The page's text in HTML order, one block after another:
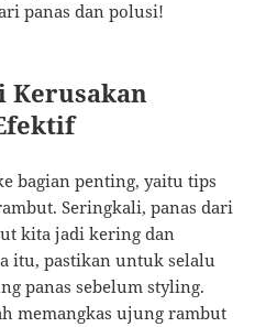
panas dan polusi!
Kerusakan
bagian penting, yaitu tips
Seringkali, panas dari
kita jadi kering dan
itu, pastikan untuk selalu
panas sebelum styling.
memangkas ujung rambut